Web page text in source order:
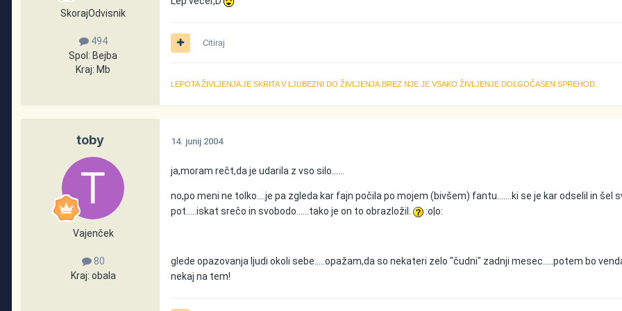
SkorajOdvisnik
494
Spol: Bejba
Kraj: Mb
Citiraj
LEPOTA ŽIVLJENJA JE SKRITA V LJUBEZNI DO ŽIVLJENJA.BREZ NJE JE VSAKO ŽIVLJENJE DOLGOČASEN SPREHOD.
toby
Vajenček
80
Kraj: obala
14. junij 2004
ja,moram rečt,da je udarila z vso silo......
no,po meni ne tolko....je pa zgleda kar fajn počila po mojem (bivšem) fantu.......ki se je kar odselil in šel
pot.....iskat srečo in svobodo......tako je on to obrazložil.
:o|o:
glede opazovanja ljudi okoli sebe.....opažam,da so nekateri zelo "čudni" zadnji mesec.....potem bo
nekaj na tem!